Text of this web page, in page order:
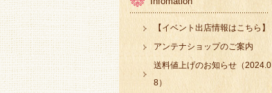
【イベント出店情報はこちら】
アンテナショップのご案内
送料値上げのお知らせ（2024.0
8）